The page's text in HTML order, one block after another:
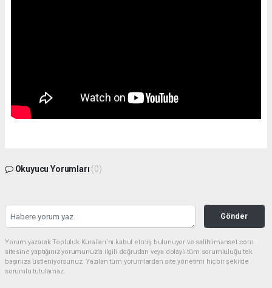
Okuyucu Yorumları (0)
Gönder
Yorum yazarak Topluluk Kuralları’nı kabul etmiş bulunuyor ve salihlimanset.com
sitesine yaptığınız yorumunuzla ilgili doğrudan veya dolaylı tüm sorumluluğu tek
başınıza üstleniyorsunuz. Yazılan tüm yorumlardan site yönetimi hiçbir şekilde
sorumlu tutulamaz.